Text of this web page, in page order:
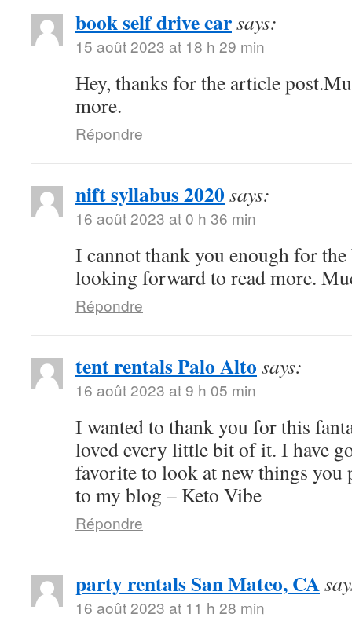
book self drive carsays:
15 août 2023 at 18 h 29 min
Hey, thanks for the article
more.
Répondre
nift syllabus 2020says:
16 août 2023 at 0 h 36 min
I cannot thank you enough for
looking forward to read more.
Répondre
tent rentals Palo Alto says:
16 août 2023 at 9 h 05 min
I wanted to thank you for this
loved every little bit of it. I have
favorite to look at new things
to my blog – Keto Vibe
Répondre
party rentals San Mateo, CA
16 août 2023 at 11 h 28 min